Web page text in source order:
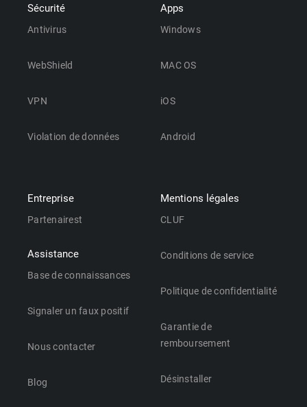
Sécurité
Antivirus
WebShield
VPN
Violation de données
Apps
Windows
MAC OS
iOS
Android
Entreprise
Partenairest
Assistance
Base de connaissances
Signaler un faux positif
Nous contacter
Blog
Mentions légales
CLUF
Conditions de service
Politique de confidentialité
Garantie de
remboursement
Désinstaller